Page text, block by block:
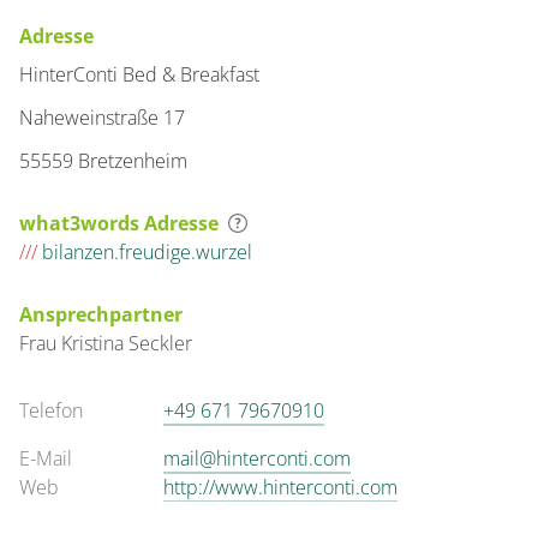
Adresse
HinterConti Bed & Breakfast
Naheweinstraße 17
55559 Bretzenheim
what3words Adresse
/// bilanzen.freudige.wurzel
Ansprechpartner
Frau Kristina Seckler
Telefon
+49 671 79670910
E-Mail
mail@hinterconti.com
Web
http://www.hinterconti.com